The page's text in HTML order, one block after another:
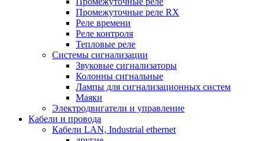
Промежуточные реле RX
Реле времени
Реле контроля
Тепловые реле
Системы сигнализации
Звуковые сигнализаторы
Колонны сигнальные
Лампы для сигнализационных систем
Маяки
Электродвигатели и управление
Кабели и провода
Кабели LAN, Industrial ethernet